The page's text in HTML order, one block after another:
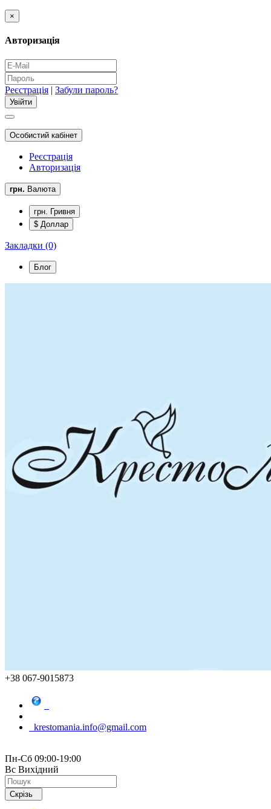
×
Авторизація
Реєстрація | Забули пароль?
Особистий кабінет
Реєстрація
Авторизація
грн. Валюта
грн. Гривня
$ Доллар
Закладки (0)
Блог
+38 067-9015873
krestomania.info@gmail.com
Пн-Сб 09:00-19:00
Вс Вихідний
Скрізь